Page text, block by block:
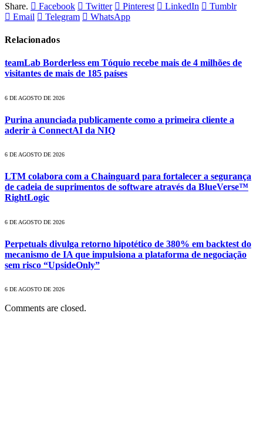
Share.
Facebook Twitter Pinterest LinkedIn
Tumblr
Email
Telegram WhatsApp
Relacionados
teamLab Borderless em Tóquio recebe mais de 4 milhões de
visitantes de mais de 185 países
6 DE AGOSTO DE 2026
Purina anunciada publicamente como a primeira cliente a
aderir à ConnectAI da NIQ
6 DE AGOSTO DE 2026
LTM colabora com a Chainguard para fortalecer a segurança
de cadeia de suprimentos de software através da BlueVerse™
RightLogic
6 DE AGOSTO DE 2026
Perpetuals divulga retorno hipotético de 380% em backtest do
mecanismo de IA que impulsiona a plataforma de negociação
sem risco “UpsideOnly”
6 DE AGOSTO DE 2026
Comments are closed.